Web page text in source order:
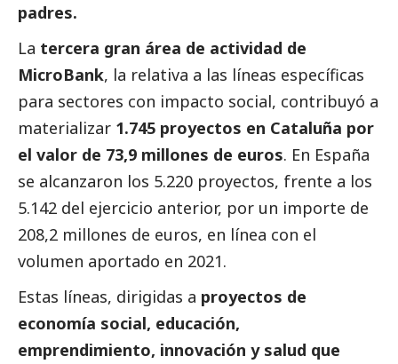
padres.
La tercera gran área de actividad de
MicroBank, la relativa a las líneas específicas
para sectores con impacto social, contribuyó a
materializar 1.745 proyectos en Cataluña por
el valor de 73,9 millones de euros. En España
se alcanzaron los 5.220 proyectos, frente a los
5.142 del ejercicio anterior, por un importe de
208,2 millones de euros, en línea con el
volumen aportado en 2021.
Estas líneas, dirigidas a proyectos de
economía social, educación,
emprendimiento, innovación y salud que